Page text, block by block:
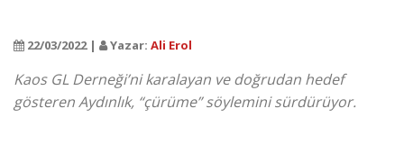
22/03/2022 | Yazar: Ali Erol
Kaos GL Derneği’ni karalayan ve doğrudan hedef
gösteren Aydınlık, “çürüme” söylemini sürdürüyor.